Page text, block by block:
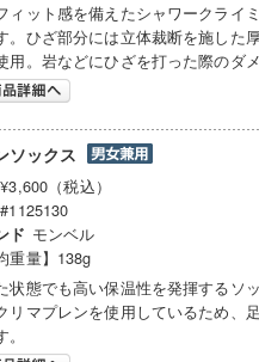
ィット感を備えたシャワークライ
。ひざ部分には立体裁断を施した
用。岩などにひざを打った際のダ
ソックス
¥3,600（税込）
#1125130
ド モンベル
重量】138g
状態でも高い保温性を発揮するソ
リマプレンを使用しているため、